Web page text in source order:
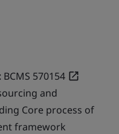
BCMS 570154
and
Core process of
framework